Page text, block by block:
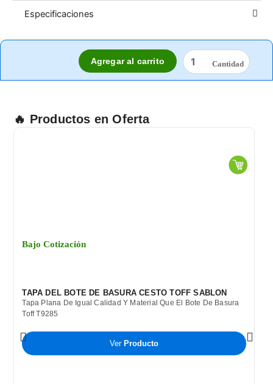
Especificaciones
CLORADOR
FLOTANTE
BLUE
DE
Agregar al carrito
🔥 Productos en Oferta
Bajo Cotización
TAPA DEL BOTE DE BASURA CESTO TOFF SABLON
Tapa Plana De Igual Calidad Y Material Que El Bote De Basura
Toff T9285
Ver Producto